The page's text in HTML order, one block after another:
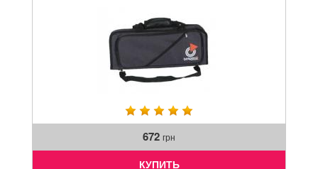
672 грн
КУПИТЬ